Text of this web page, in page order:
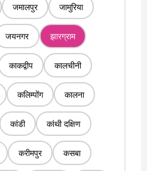
जमालपुर जामुरिया
जयनगर झारग्राम
काकद्वीप कालचीनी
कलिम्पोंग कालना
कांडी कांथी दक्षिण
करीमपुर कसबा